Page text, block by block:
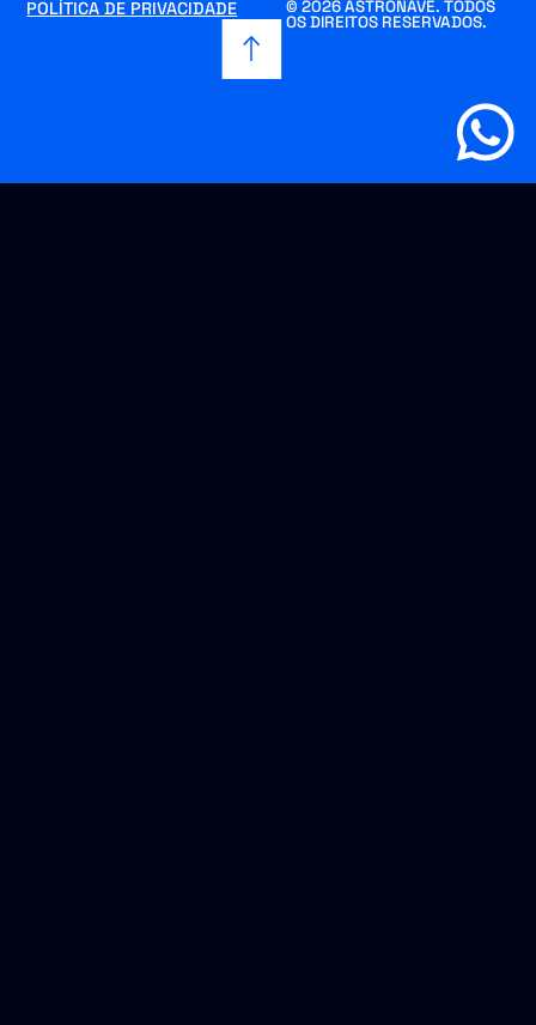
© 2026 ASTRONAVE. TODOS
OS DIREITOS RESERVADOS.
POLÍTICA DE PRIVACIDADE